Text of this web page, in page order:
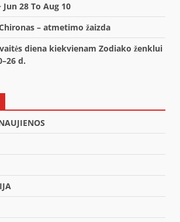
28 To Aug 10
– atmetimo žaizda
diena kiekvienam Zodiako ženklui
d.